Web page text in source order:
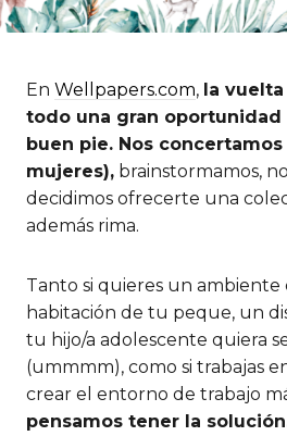
En Wellpapers.com, la
todo una gran oportunidad
buen pie. Nos
mujeres), brainstormamos,
decidimos ofrecerte una
además rima.
Tanto si quieres un ambiente
habitación de tu peque, un
tu hijo/a adolescente quiera
(ummmm), como si trabajas
crear el entorno de trabajo
pensamos tener la